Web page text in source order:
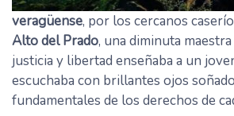
veragüense, por los cercanos
Alto del Prado, una diminuta
justicia y libertad enseñaba a un
escuchaba con brillantes ojos
fundamentales de los derechos de